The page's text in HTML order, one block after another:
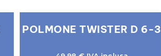
POLMONE TWISTER D 6-3